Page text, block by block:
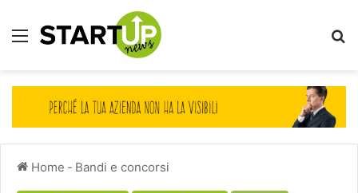
Menu
Home - Bandi e concorsi